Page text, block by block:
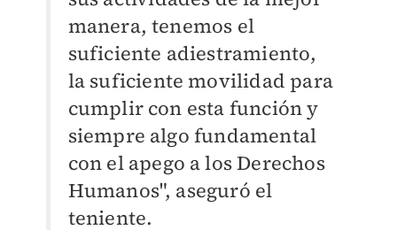
manera, tenemos el
suficiente adiestramiento,
la suficiente movilidad para
cumplir con esta función y
siempre algo fundamental
con el apego a los Derechos
Humanos", aseguró el
teniente.